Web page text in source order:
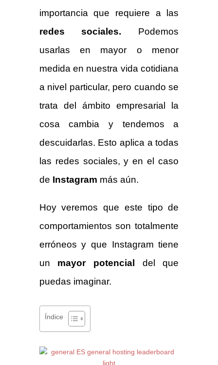
importancia que requiere a las
redes sociales. Podemos
usarlas en mayor o menor
medida en nuestra vida cotidiana
a nivel particular, pero cuando se
trata del ámbito empresarial la
cosa cambia y tendemos a
descuidarlas. Esto aplica a todas
las redes sociales, y en el caso
de Instagram más aún.
Hoy veremos que este tipo de
comportamientos son totalmente
erróneos y que Instagram tiene
un mayor potencial
del que
puedas imaginar.
Índice